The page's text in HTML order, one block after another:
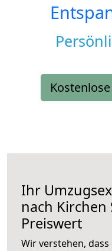
Ihr
nach Kirchen
Preiswert
Wir verstehen,